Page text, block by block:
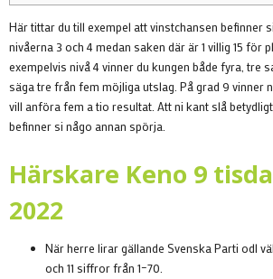
Här tittar du till exempel att vinstchansen befinner si
nivåerna 3 och 4 medan saken där är 1 villig 15 för
exempelvis nivå 4 vinner du kungen både fyra, tre
säga tre från fem möjliga utslag. På grad 9 vinner
vill anföra fem a tio resultat. Att ni kant slå
befinner si någo annan spörja.
Härskare Keno 9
2022
När herre lirar gällande Svenska Parti odl
och 11 siffror från 1–70.